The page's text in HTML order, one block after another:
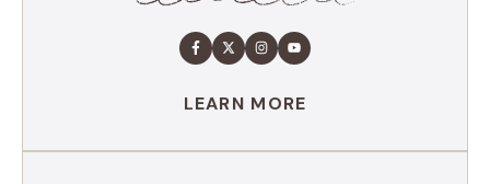
LEARN MORE